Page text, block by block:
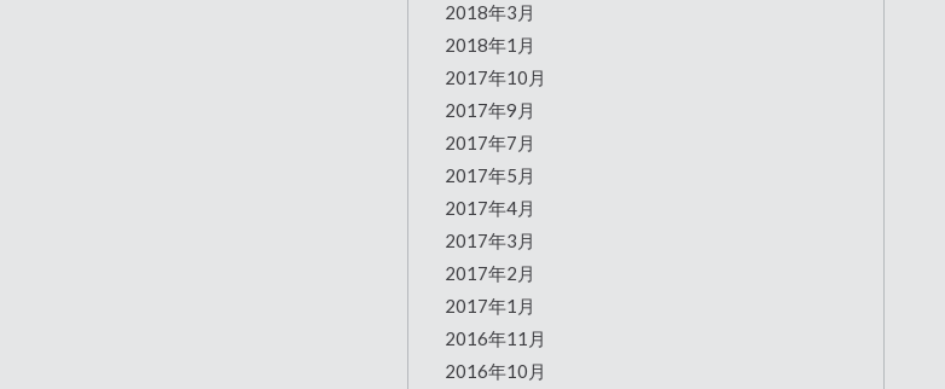
2018年3月
2018年1月
2017年10月
2017年9月
2017年7月
2017年5月
2017年4月
2017年3月
2017年2月
2017年1月
2016年11月
2016年10月